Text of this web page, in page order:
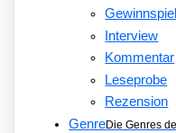
Gewinnspiel
Interview
Kommentar
Leseprobe
Rezension
GenreDie Genres